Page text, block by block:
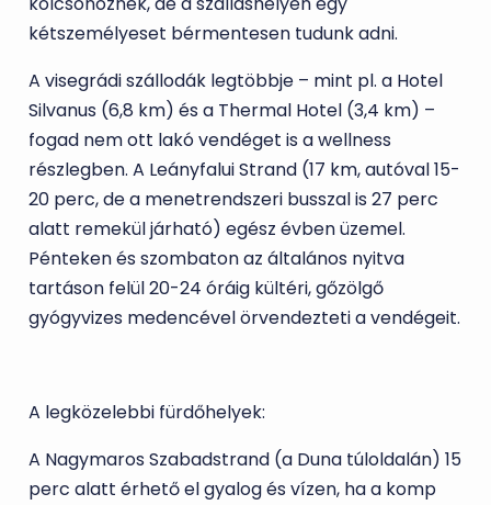
kétszemélyeset bérmentesen tudunk adni.
A visegrádi szállodák legtöbbje – mint pl. a Hotel
Silvanus (6,8 km) és a Thermal Hotel (3,4 km) –
fogad nem ott lakó vendéget is a wellness
részlegben. A Leányfalui Strand (17 km, autóval 15-
20 perc, de a menetrendszeri busszal is 27 perc
alatt remekül járható) egész évben üzemel.
Pénteken és szombaton az általános nyitva
tartáson felül 20-24 óráig kültéri, gőzölgő
gyógyvizes medencével örvendezteti a vendégeit.
A legközelebbi fürdőhelyek:
A Nagymaros Szabadstrand (a Duna túloldalán) 15
perc alatt érhető el gyalog és vízen, ha a komp